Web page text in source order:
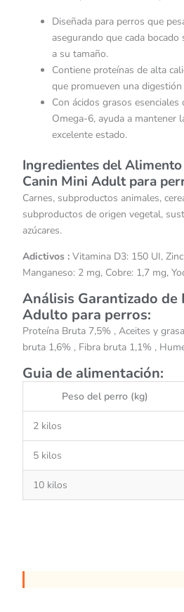
Diseñada para perros que
asegurando que cada
a su tamaño.
Contiene proteínas de alta
que promueven una
Con ácidos grasos
Omega-6, ayuda a mantener
excelente estado.
Ingredientes del
Canin Mini Adult para
Carnes, subproductos animales,
subproductos de origen vegetal,
azúcares.
Adictivos : Vitamina D3: 150 UI,
Manganeso: 2 mg, Cobre: ​​1,7 mg,
Análisis Garantizado de
Adulto para perros:
Proteína Bruta 7,5% , Aceites y
bruta 1,6% , Fibra bruta 1,1% ,
Guia de alimentación:
Peso del perro (kg)
2 kilos
5 kilos
10 kilos